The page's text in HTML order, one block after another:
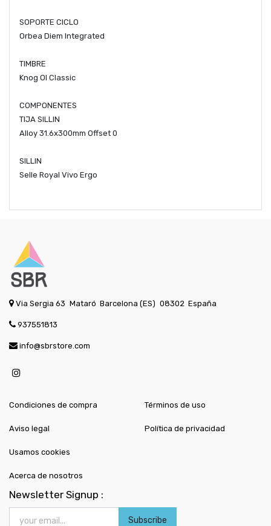
SOPORTE CICLO
Orbea Diem Integrated
TIMBRE
Knog OI Classic
COMPONENTES
TIJA SILLIN
Alloy 31.6x300mm Offset 0
SILLIN
Selle Royal Vivo Ergo
Via Sergia 63 Mataró Barcelona (ES) 08302 España
937551813
info@sbrstore.com
Condiciones de compra
Aviso legal
Términos de uso
Política de privacidad
Usamos cookies
Acerca de nosotros
Newsletter Signup :
Subscribe